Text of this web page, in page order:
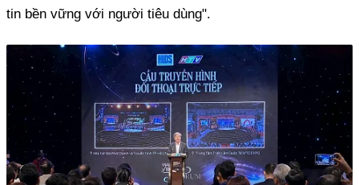
tin bền vững với người tiêu dùng".